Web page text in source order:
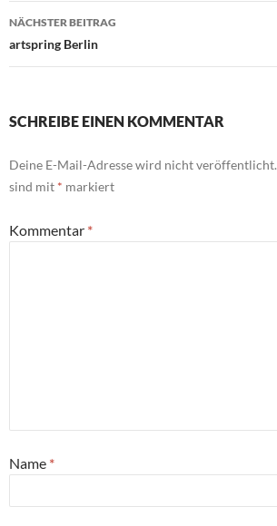
NÄCHSTER BEITRAG
artspring Berlin
SCHREIBE EINEN KOMMENTAR
Deine E-Mail-Adresse wird nicht veröffentlicht.
sind mit * markiert
Kommentar *
Name *